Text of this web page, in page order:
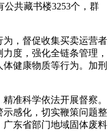
公共藏书楼3253个，群
，督促收集买卖运营者
度，强化全链条管理，
健康物质等行为。加刑
准科学依法开展督察。
感化，切实鞭策问题整
东省部门地域固体废料